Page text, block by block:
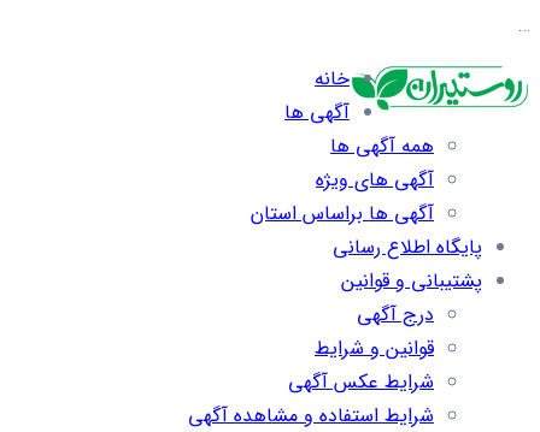
…
خانه
آگهی ها
همه آگهی ها
آگهی های ویژه
آگهی ها براساس استان
پایگاه اطلاع رسانی
پشتیبانی و قوانین
درج آگهی
قوانین و شرایط
شرایط عکس آگهی
شرایط استفاده و مشاهده آگهی